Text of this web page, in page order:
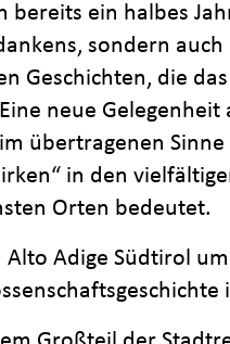
bereits ein halbes
sondern auch
Geschichten, die
neue Gelegenheit
übertragenen
in den
Orten bedeutet.
Adige Südtirol